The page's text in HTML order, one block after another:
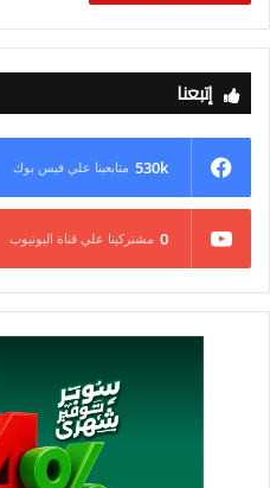
إتبعنا
530k متابعينا علي فيس بوك
0 مشتركينا علي قناة اليوتيوب